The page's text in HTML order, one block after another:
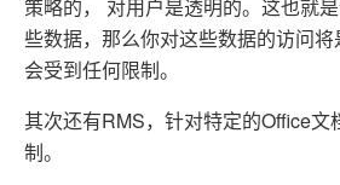
策略的， 对用户是透明的。这也就
些数据，那么你对这些数据的访问
会受到任何限制。
其次还有RMS，针对特定的Office文
制。